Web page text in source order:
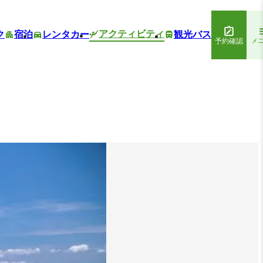
宿泊 レンタカー アクティビティ 観光バス
予約確認 メ